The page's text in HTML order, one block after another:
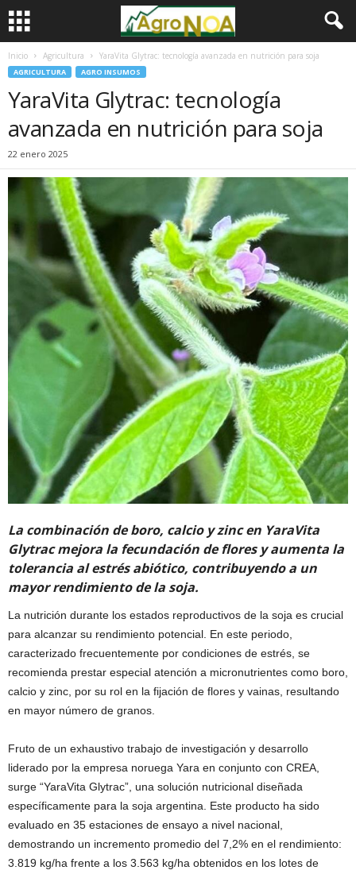
Inicio Agricultura YaraVita Glytrac: tecnología avanzada en nutrición para soja
AGRICULTURA AGRO INSUMOS
YaraVita Glytrac: tecnología
avanzada en nutrición para soja
22 enero 2025
La combinación de boro, calcio y zinc en YaraVita
Glytrac mejora la fecundación de flores y aumenta la
tolerancia al estrés abiótico, contribuyendo a un
mayor rendimiento de la soja.
La nutrición durante los estados reproductivos de la soja es crucial
para alcanzar su rendimiento potencial. En este periodo,
caracterizado frecuentemente por condiciones de estrés, se
recomienda prestar especial atención a micronutrientes como boro,
calcio y zinc, por su rol en la fijación de flores y vainas, resultando
en mayor número de granos.
Fruto de un exhaustivo trabajo de investigación y desarrollo
liderado por la empresa noruega Yara en conjunto con CREA,
surge “YaraVita Glytrac”, una solución nutricional diseñada
específicamente para la soja argentina. Este producto ha sido
evaluado en 35 estaciones de ensayo a nivel nacional,
demostrando un incremento promedio del 7,2% en el rendimiento:
3.819 kg/ha frente a los 3.563 kg/ha obtenidos en los lotes de